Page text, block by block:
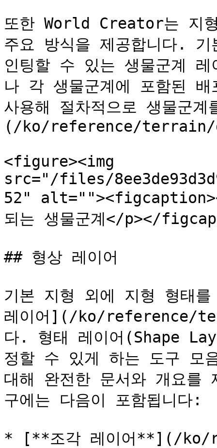
또한 World Creator는 지
주요 방식을 제공합니다.
인팅할 수 있는 생물군계
나 각 생물군계에 포함
사용해 절차적으로 생물군
(/ko/reference/
<figure><img
src="/files/
52"
되는 생물군계</p></
## 형상 레이어
기본 지형 외에 지형 형태
레이어](/ko/reference/
다. 형태 레이어(Shape
정할 수 있게 하는 도구 모
대해 완전한 문서와 개요를
구에는 다음이 포함됩니다:
* [**조각 레이어**](/